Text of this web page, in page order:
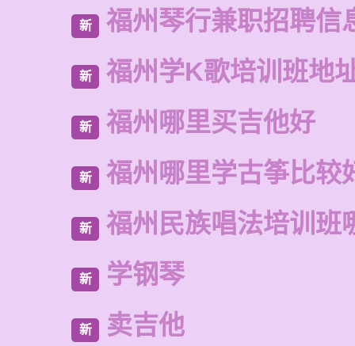
新 福州琴行兼职招聘信
新 福州学K歌培训班地
新 福州哪里买吉他好
新 福州哪里学古筝比较
新 福州民族唱法培训班
新 学钢琴
新 卖吉他